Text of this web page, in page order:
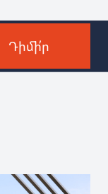
Դիմի՛ր